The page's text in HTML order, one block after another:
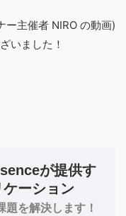
ー主催者 NIRO の動画)
いました！
が提供す
ーション
を解決します！